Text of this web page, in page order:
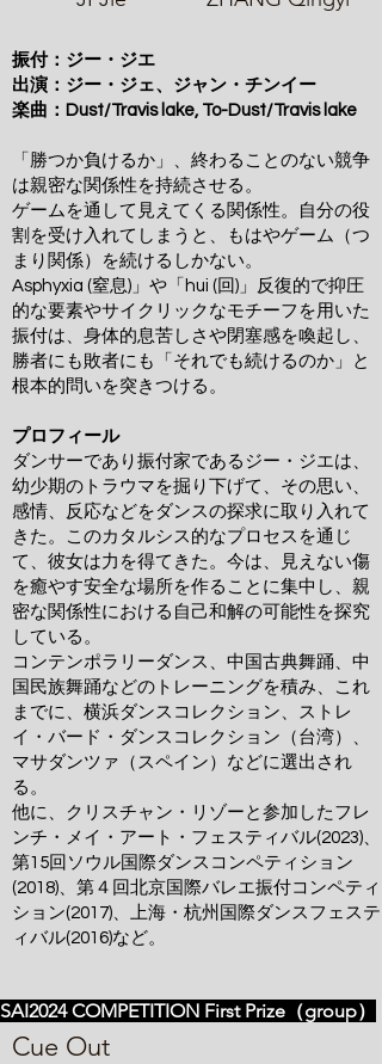
振付：ジー・ジエ
出演：ジー・ジェ、ジャン・チンイー
楽曲：Dust/Travis lake, To-Dust/Travis lake
「勝つか負けるか」、終わることのない競争
は親密な関係性を持続させる。
ゲームを通して見えてくる関係性。自分の役
割を受け入れてしまうと、もはやゲーム（つ
まり関係）を続けるしかない。
Asphyxia (窒息)」や「hui (回)」反復的で抑圧
的な要素やサイクリックなモチーフを用いた
振付は、身体的息苦しさや閉塞感を喚起し、
勝者にも敗者にも「それでも続けるのか」と
根本的問いを突きつける。
プロフィール
ダンサーであり振付家であるジー・ジエは、
幼少期のトラウマを掘り下げて、その思い、
感情、反応などをダンスの探求に取り入れて
きた。このカタルシス的なプロセスを通じ
て、彼女は力を得てきた。今は、見えない傷
を癒やす安全な場所を作ることに集中し、親
密な関係性における自己和解の可能性を探究
している。
コンテンポラリーダンス、中国古典舞踊、中
国民族舞踊などのトレーニングを積み、これ
までに、横浜ダンスコレクション、ストレ
イ・バード・ダンスコレクション（台湾）、
マサダンツァ（スペイン）などに選出され
る。
他に、クリスチャン・リゾーと参加したフレ
ンチ・メイ・アート・フェスティバル(2023)、
第15回ソウル国際ダンスコンペティション
(2018)、第４回北京国際バレエ振付コンペティ
ション(2017)、上海・杭州国際ダンスフェステ
ィバル(2016)など。
SAI2024 COMPETITION First Prize（group）
Cue Out